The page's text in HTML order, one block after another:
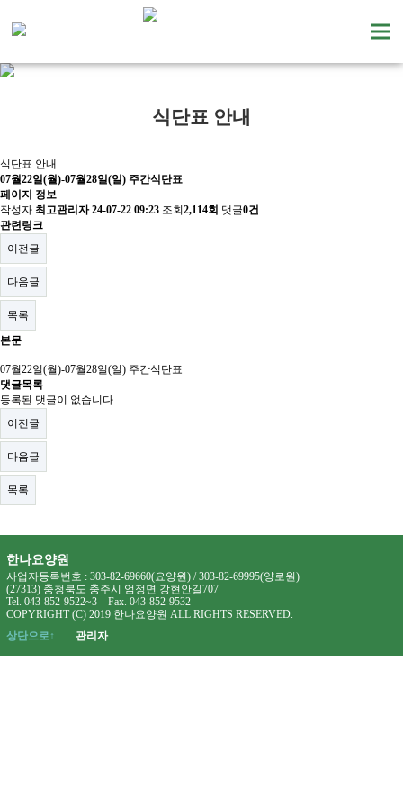
식단표 안내
식단표 안내
07월22일(월)-07월28일(일) 주간식단표
페이지 정보
작성자 최고관리자 24-07-22 09:23 조회 2,114회 댓글0건
관련링크
이전글
다음글
목록
본문
07월22일(월)-07월28일(일) 주간식단표
댓글목록
등록된 댓글이 없습니다.
이전글
다음글
목록
한나요양원
사업자등록번호 : 303-82-69660(요양원) / 303-82-69995(양로원)
(27313) 충청북도 충주시 엄정면 강현안길707
Tel. 043-852-9522~3 Fax. 043-852-9532
COPYRIGHT (C) 2019 한나요양원 ALL RIGHTS RESERVED.
상단으로↑
관리자